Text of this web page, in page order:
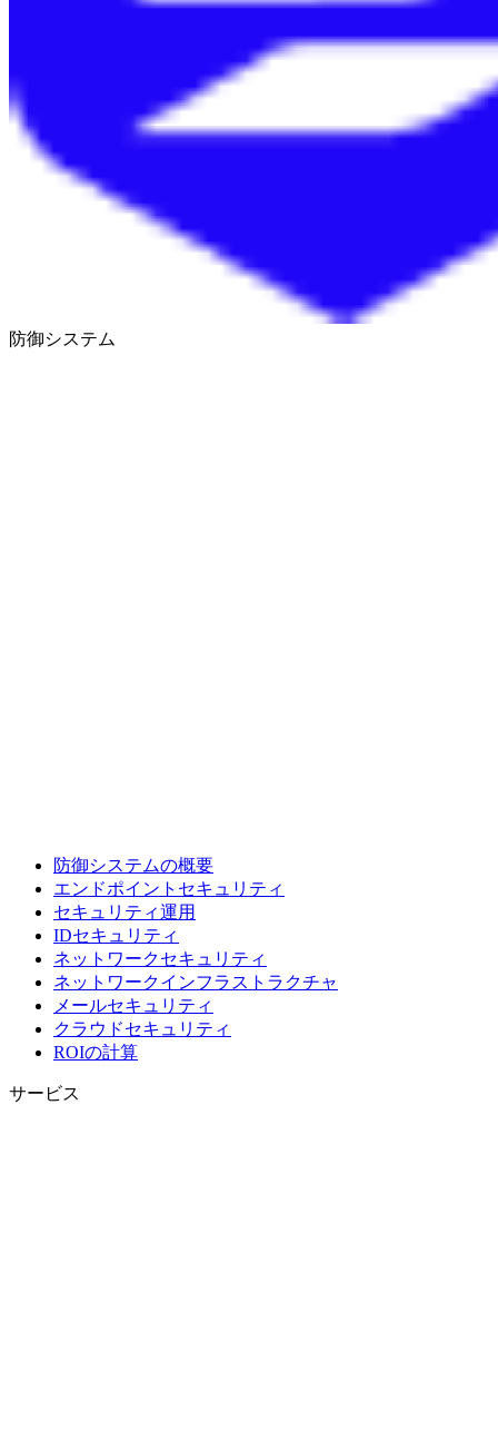
防御システム
防御システムの概要
エンドポイントセキュリティ
セキュリティ運用
IDセキュリティ
ネットワークセキュリティ
ネットワークインフラストラクチャ
メールセキュリティ
クラウドセキュリティ
ROIの計算
サービス